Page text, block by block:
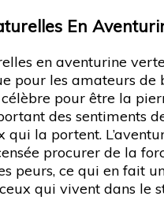
En
en aventurine
pour les amateurs de
pour être la
des sentiments
qui la portent.
procurer de la
peurs, ce qui en fait
qui vivent dans le